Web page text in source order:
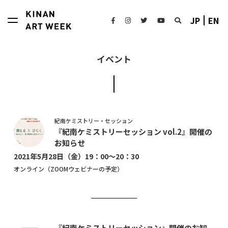
JP EN
イベント
紀南ケミストリー・セッション
『紀南ケミストリーセッション vol.2』開催の
お知らせ
2021年5月28日（金）19：00～20：30
オンライン（ZOOMウェビナーの予定）